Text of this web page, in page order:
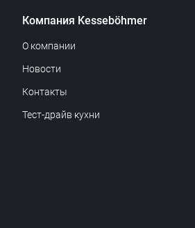
Компания Kesseböhmer
О компании
Новости
Контакты
Тест-драйв кухни